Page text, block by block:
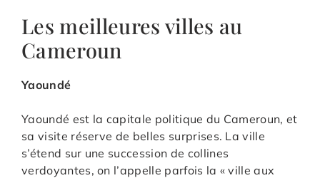
Les meilleures villes au
Cameroun
Yaoundé
Yaoundé est la capitale politique du Cameroun, et
sa visite réserve de belles surprises. La ville
s’étend sur une succession de collines
verdoyantes, on l’appelle parfois la « ville aux